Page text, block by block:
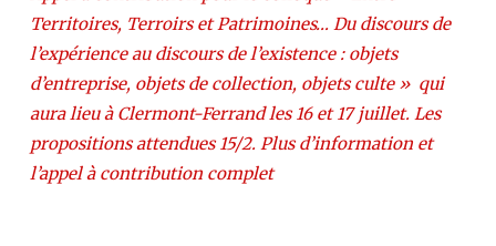
Territoires, Terroirs et Patrimoines… Du discours de
l’expérience au discours de l’existence : objets
d’entreprise, objets de collection, objets culte » qui
aura lieu à Clermont-Ferrand les 16 et 17 juillet. Les
propositions attendues 15/2. Plus d’information et
l’appel à contribution complet